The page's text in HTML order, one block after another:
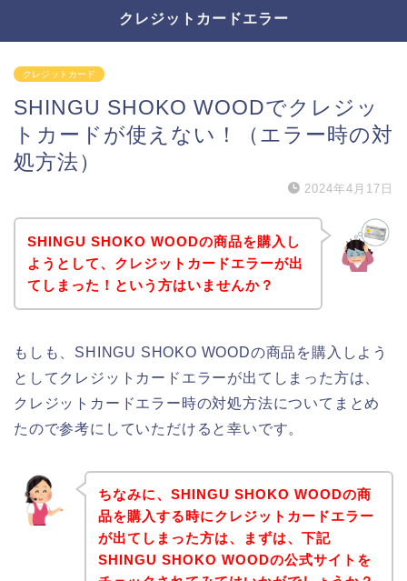
クレジットカードエラー
クレジットカード
SHINGU SHOKO WOODでクレジッ
トカードが使えない！（エラー時の対
処方法）
2024年4月17日
SHINGU SHOKO WOODの商品を購入し
ようとして、クレジットカードエラーが出
てしまった！という方はいませんか？
もしも、SHINGU SHOKO WOODの商品を購入しよう
としてクレジットカードエラーが出てしまった方は、
クレジットカードエラー時の対処方法についてまとめ
たので参考にしていただけると幸いです。
ちなみに、SHINGU SHOKO WOODの商
品を購入する時にクレジットカードエラー
が出てしまった方は、まずは、下記
SHINGU SHOKO WOODの公式サイトを